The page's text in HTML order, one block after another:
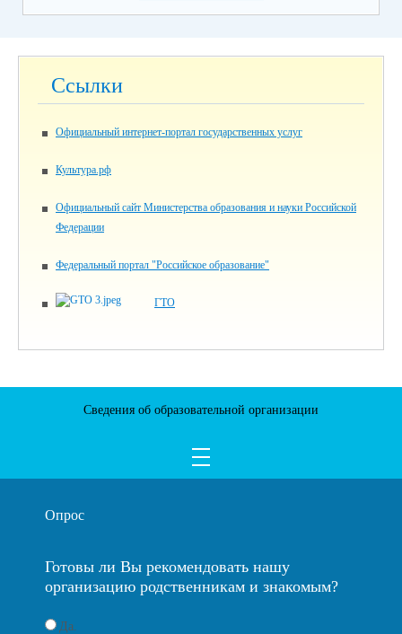
Ссылки
Официальный интернет-портал государственных услуг
Культура.рф
Официальный сайт Министерства образования и науки Российской
Федерации
Федеральный портал "Российское образование"
ГТО
Сведения об образовательной организации
Опрос
Готовы ли Вы рекомендовать нашу
организацию родственникам и знакомым?
Да.